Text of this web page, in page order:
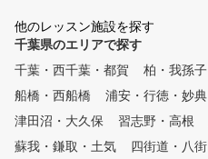
他のレッスン施設を探す
千葉県のエリアで探す
千葉・西千葉・都賀
柏・我孫子
船橋・西船橋
浦安・行徳・妙典
津田沼・大久保
習志野・高根
蘇我・鎌取・土気
四街道・八